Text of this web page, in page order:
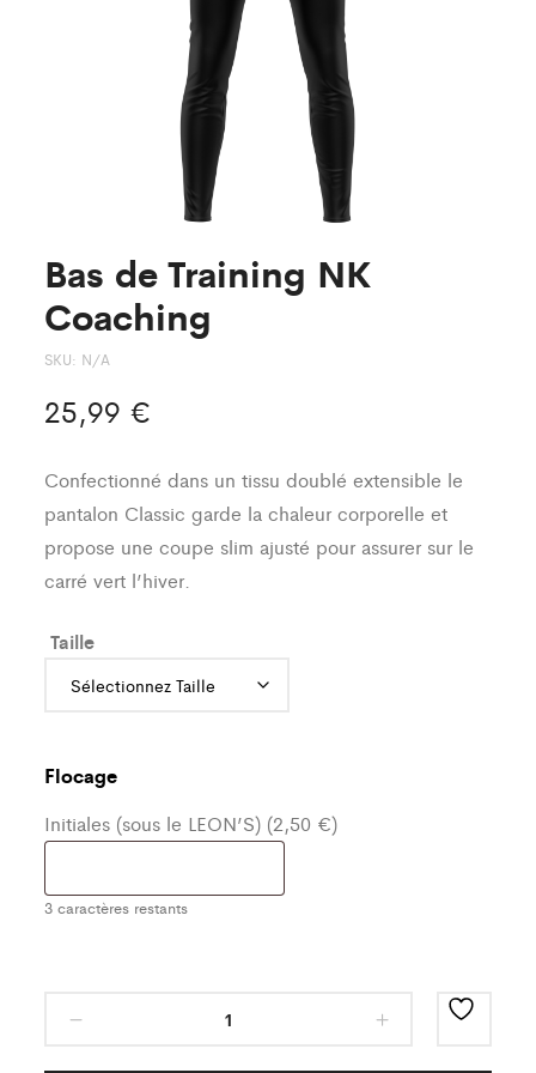
Bas de Training NK
Coaching
SKU: N/A
25,99 €
Confectionné dans un tissu doublé extensible le
pantalon Classic garde la chaleur corporelle et
propose une coupe slim ajusté pour assurer sur le
carré vert l’hiver.
Taille
Flocage
Initiales (sous le LEON’S) (2,50 €)
3 caractères restants